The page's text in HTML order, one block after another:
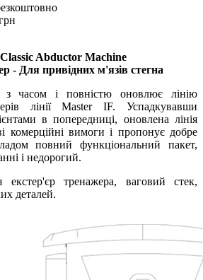
Abductor Machine
- Для привідних м'язів стегна
часом і повністю оновлює лінію
лінії Master IF. Успадкувавши
в попередниці, оновлена лінія
комерційні вимоги і пропонує добре
повний функціональний пакет,
і недорогий.
екстер'єр тренажера, ваговий стек,
деталей.